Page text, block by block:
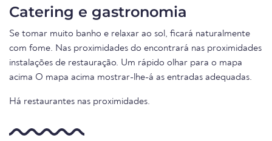
Catering e gastronomia
Se tomar muito banho e relaxar ao sol, ficará naturalmente
com fome. Nas proximidades do encontrará nas proximidades
instalações de restauração. Um rápido olhar para o mapa
acima O mapa acima mostrar-lhe-á as entradas adequadas.
Há restaurantes nas proximidades.